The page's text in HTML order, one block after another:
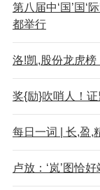
第八届中‘国’国‘
都举行
洛!凯,股份龙虎
奖{励}吹哨人！
每日一词 | 长,盈,
卢放：‘岚’图恰